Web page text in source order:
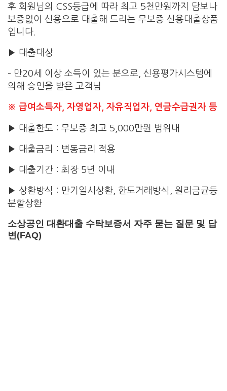
후 회원님의 CSS등급에 따라 최고 5천만원까지 담보나
보증없이 신용으로 대출해 드리는 무보증 신용대출상품
입니다.
▶ 대출대상
– 만20세 이상 소득이 있는 분으로, 신용평가시스템에
의해 승인을 받은 고객님
※ 급여소득자, 자영업자, 자유직업자, 연금수급권자 등
▶ 대출한도 : 무보증 최고 5,000만원 범위내
▶ 대출금리 : 변동금리 적용
▶ 대출기간 : 최장 5년 이내
▶ 상환방식 : 만기일시상환, 한도거래방식, 원리금균등
분할상환
소상공인 대환대출 수탁보증서 자주 묻는 질문 및 답
변(FAQ)